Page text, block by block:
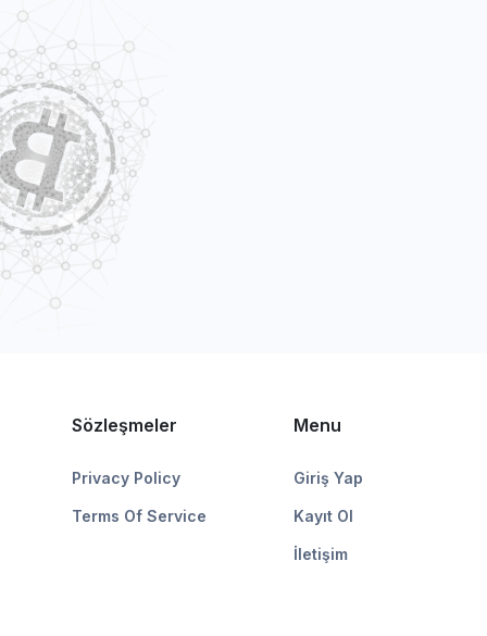
Sözleşmeler
Privacy Policy
Terms Of Service
Menu
Giriş Yap
Kayıt Ol
İletişim